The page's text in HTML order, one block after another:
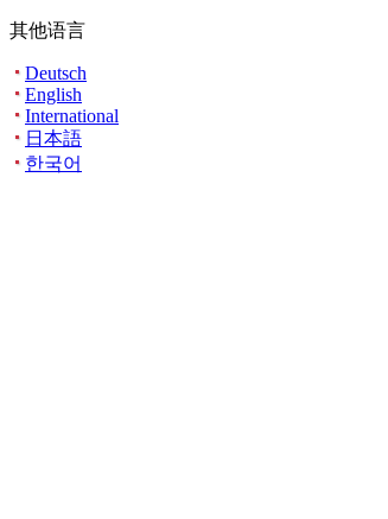
其他语言
Deutsch
English
International
日本語
한국어